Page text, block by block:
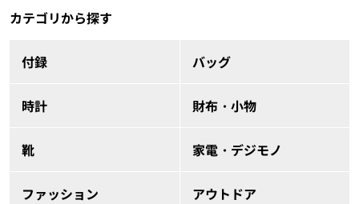
カテゴリから探す
付録 バッグ
時計 財布・小物
靴 家電・デジモノ
ファッション アウトドア